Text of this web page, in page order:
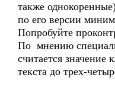
также
по его версии
Попробуйте
По мнению
считается значение
текста до трех-